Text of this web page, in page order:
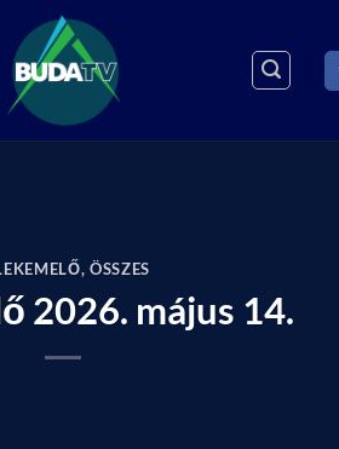
, ÖSSZES
2026. május 14.